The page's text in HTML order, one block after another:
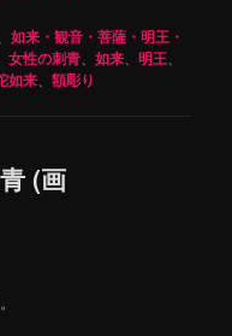
、如来・観音・菩薩・明王・
、女性の刺青 、如来 、明王
如来 、額彫り
(画